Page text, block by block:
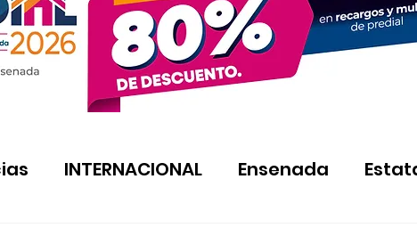
INTERNACIONAL Ensenada